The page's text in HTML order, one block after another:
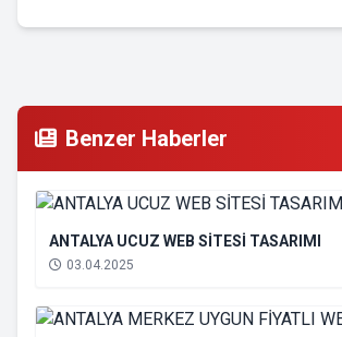
Benzer Haberler
ANTALYA UCUZ WEB SİTESİ TASARIMI
03.04.2025